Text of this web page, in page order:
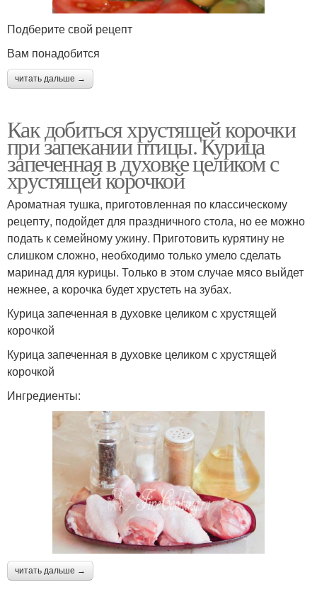
Подберите свой рецепт
Вам понадобится
читать дальше →
Как добиться хрустящей корочки
при запекании птицы. Курица
запеченная в духовке целиком с
хрустящей корочкой
Ароматная тушка, приготовленная по классическому
рецепту, подойдет для праздничного стола, но ее можно
подать к семейному ужину. Приготовить курятину не
слишком сложно, необходимо только умело сделать
маринад для курицы. Только в этом случае мясо выйдет
нежнее, а корочка будет хрустеть на зубах.
Курица запеченная в духовке целиком с хрустящей
корочкой
Курица запеченная в духовке целиком с хрустящей
корочкой
Ингредиенты:
читать дальше →